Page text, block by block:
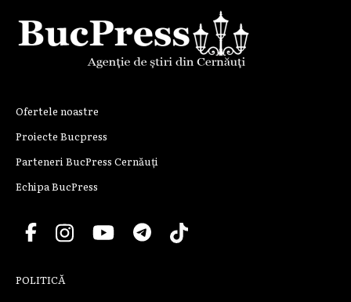
Ofertele noastre
Proiecte Bucpress
Parteneri BucPress Cernăuți
Echipa BucPress
POLITICĂ